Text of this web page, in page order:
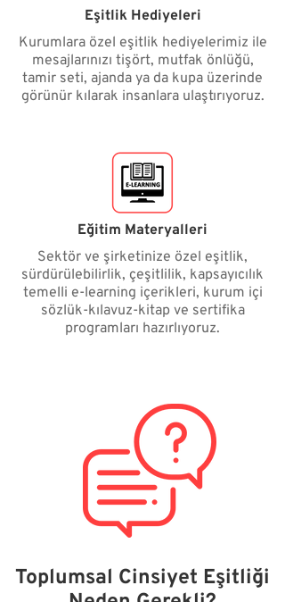
Eşitlik Hediyeleri
Kurumlara özel eşitlik hediyelerimiz ile
mesajlarınızı tişört, mutfak önlüğü,
tamir seti, ajanda ya da kupa üzerinde
görünür kılarak insanlara ulaştırıyoruz.
Eğitim Materyalleri
Sektör ve şirketinize özel eşitlik,
sürdürülebilirlik, çeşitlilik, kapsayıcılık
temelli e-learning içerikleri, kurum içi
sözlük-kılavuz-kitap ve sertifika
programları hazırlıyoruz.
Toplumsal Cinsiyet Eşitliği